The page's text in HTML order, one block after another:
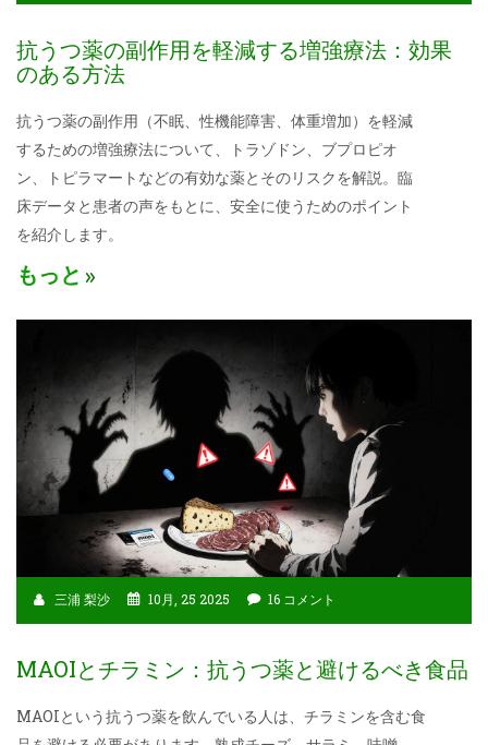
抗うつ薬の副作用を軽減する増強療法：効果
のある方法
抗うつ薬の副作用（不眠、性機能障害、体重増加）を軽減
するための増強療法について、トラゾドン、ブプロピオ
ン、トピラマートなどの有効な薬とそのリスクを解説。臨
床データと患者の声をもとに、安全に使うためのポイント
を紹介します。
もっと
三浦 梨沙 10月, 25 2025 16 コメント
MAOIとチラミン：抗うつ薬と避けるべき食品
MAOIという抗うつ薬を飲んでいる人は、チラミンを含む食